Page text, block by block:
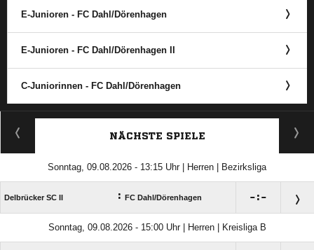
E-Junioren - FC Dahl/​Dörenhagen
E-Junioren - FC Dahl/​Dörenhagen II
C-Juniorinnen - FC Dahl/​Dörenhagen
ANZEIGE
NÄCHSTE SPIELE
Sonntag, 09.08.2026 - 13:15 Uhr | Herren | Bezirksliga
Delbrücker SC II : FC Dahl/​Dörenhagen :
Sonntag, 09.08.2026 - 15:00 Uhr | Herren | Kreisliga B